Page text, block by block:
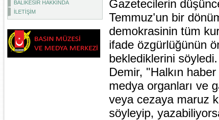
BALIKESİR HAKKINDA
İLETİŞİM
Gazetecilerin
Temmuz'un bir
demokrasinin tüm
ifade özgürlüğünün
beklediklerini söyledi.
Demir, "Halkın
medya organları ve
veya cezaya maruz
söyleyip,